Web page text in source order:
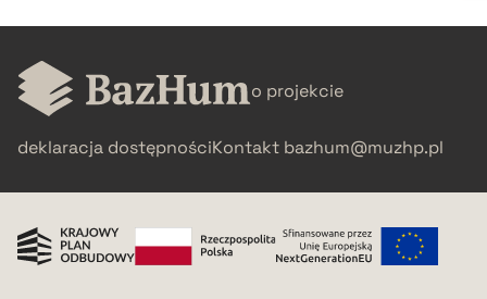
CZYSTY TEKST
pobierz cytat
BIBTEX
o projekcie
deklaracja dostępnościKontakt bazhum@muzhp.pl